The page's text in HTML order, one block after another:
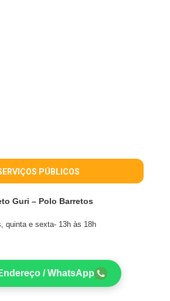
PÚBLICOS
Guri – Polo Barretos
quinta e sexta- 13h às 18h
/ WhatsApp